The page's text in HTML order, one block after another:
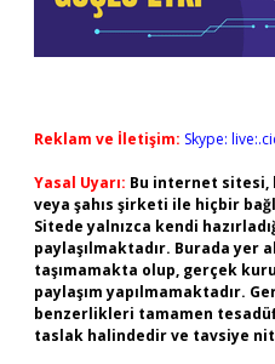
Reklam ve İletişim: Skype:
Yasal Uyarı: Bu internet sitesi,
veya şahıs şirketi ile hiçbir
Sitede yalnızca kendi
paylaşılmaktadır. Burada
taşımamakta olup, gerçek
paylaşım yapılmamaktadır.
benzerlikleri tamamen
taslak halindedir ve tavsiye